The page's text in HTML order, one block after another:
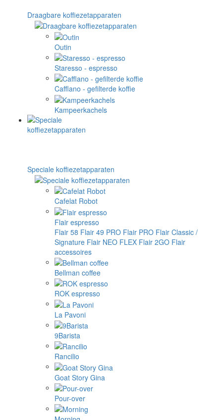
Draagbare koffiezetapparaten
Outin
Staresso - espresso
Cafflano - gefilterde koffie
Kampeerkachels
Speciale koffiezetapparaten
Cafelat Robot
Flair espresso
Flair 58 Flair 49 PRO Flair PRO Flair Classic /
Signature Flair NEO FLEX Flair 2GO Flair
accessoires
Bellman coffee
ROK espresso
La Pavoni
9Barista
Rancilio
Goat Story Gina
Pour-over